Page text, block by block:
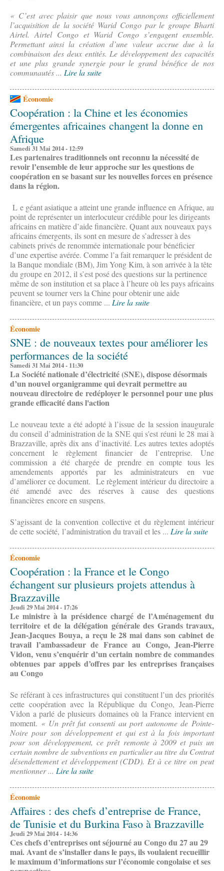
« C’est avec plaisir que nous vous annonçons officiellement
l’acquisition de la société Warid Congo par le groupe Bharti
Airtel. Airtel Congo et Warid Congo s’engagent ensemble.
Permettant ainsi la création d’une valeur accrue due à la
combinaison des deux entités. Le développement des capacités
et une plus grande synergie pour le grand bénéfice de nos
communautés ... Lire la suite
Économie
Coopération : la Chine et les économies
émergentes africaines changent la donne en
Afrique
Samedi 31 Mai 2014 - 12:59
Les partenaires traditionnels ont reconnu la nécessité de
revoir l’ensemble de leur approche sur les questions de
coopération en se basant sur les nouvelles forces en présence
dans la région.
L e géant asiatique a atteint une grande influence en Afrique, au
point de représenter un interlocuteur crédible pour les dirigeants
africains en matière d’aide financière. Quant aux nouveaux pays
africains émergents, ils sont en mesure de s’adresser à des
cabinets privés de renommée internationale pour bénéficier
d’une expertise avérée. Comme l’a fait remarquer le président de
la Banque mondiale (BM), Jim Yong Kim, à son arrivée à la tête
du groupe en 2012, il s’est posé des questions sur la pertinence
même de son institution et sa place à l’heure où les pays africains
peuvent se tourner vers la Chine pour obtenir une aide
financière, et un pays comme ... Lire la suite
Économie
SNE : de nouveaux textes pour améliorer les
performances de la société
Samedi 31 Mai 2014 - 11:30
La Société nationale d’électricité (SNE), dispose désormais
d’un nouvel organigramme qui devrait permettre au
nouveau directoire de redéployer le personnel pour une plus
grande efficacité dans l'action
Le nouveau texte a été adopté à l’issue de la session inaugurale
du conseil d’administration de la SNE qui s'est réuni le 28 mai à
Brazzaville, après dix ans d’inactivité. Les autres textes adoptés
concernent le règlement financier de l’entreprise. Une
commission a été chargée de prendre en compte tous les
amendements apportés par les administrateurs en vue
d’améliorer ce document. Le règlement intérieur du directoire a
été amendé avec des réserves à cause des questions
financières encore en suspens.
S’agissant de la convention collective et du règlement intérieur
de cette société, l’administration du travail et les ... Lire la suite
Économie
Coopération : la France et le Congo
échangent sur plusieurs projets attendus à
Brazzaville
Jeudi 29 Mai 2014 - 17:26
Le ministre à la présidence chargé de l’Aménagement du
territoire et de la délégation générale des Grands travaux,
Jean-Jacques Bouya, a reçu le 28 mai dans son cabinet de
travail l’ambassadeur de France au Congo, Jean-Pierre
Vidon, venu s’enquérir d’un certain nombre de commandes
obtenues par appels d’offres par les entreprises françaises
au Congo
Se référant à ces infrastructures qui constituent l’un des priorités
cette coopération avec la République du Congo, Jean-Pierre
Vidon a parlé de plusieurs domaines où la France intervient en
moment. « Un prêt fut consenti au port autonome de Pointe-
Noire pour son développement et qui est à la fois important
pour son développement, ce prêt remonte à 2009 et puis un
certain nombre de subventions en particulier au titre du Contrat
désendettement et développement (CDD). Et à ce titre on peut
mentionner ... Lire la suite
Économie
Affaires : des chefs d’entreprise de France,
de Tunisie et du Burkina Faso à Brazzaville
Jeudi 29 Mai 2014 - 14:36
Ces chefs d’entreprises ont séjourné au Congo du 27 au 29
mai. Avant de s’installer dans le pays, ils voulaient recueillir
le maximum d’informations sur l’économie congolaise et ses